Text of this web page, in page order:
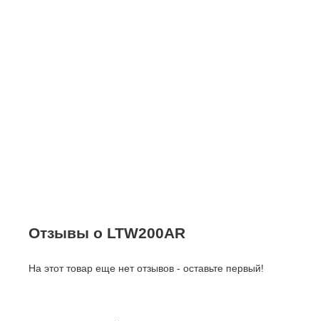
Отзывы о LTW200AR
На этот товар еще нет отзывов - оставьте первый!